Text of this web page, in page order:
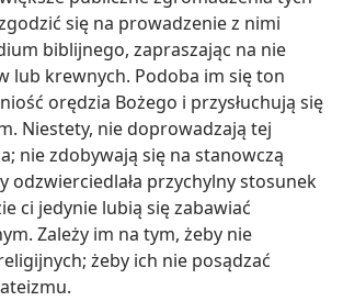
się na prowadzenie z nimi
biblijnego, zapraszając na nie
lub krewnych. Podoba im się ton
orędzia Bożego i przysłuchują się
Niestety, nie doprowadzają tej
nie zdobywają się na stanowczą
odzwierciedlała przychylny stosunek
ci jedynie lubią się zabawiać
Zależy im na tym, żeby nie
żeby ich nie posądzać